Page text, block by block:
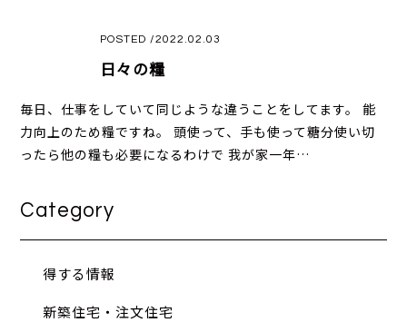
POSTED /2022.02.03
日々の糧
毎日、仕事をしていて同じような違うことをしてます。 能
力向上のため糧ですね。 頭使って、手も使って糖分使い切
ったら他の糧も必要になるわけで 我が家一年…
Category
得する情報
新築住宅・注文住宅